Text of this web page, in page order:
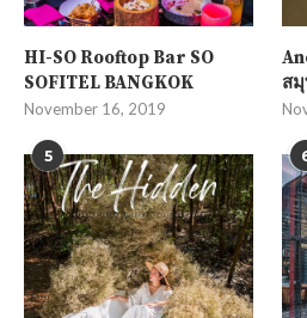
HI-SO Rooftop Bar SO
SOFITEL BANGKOK
November 16, 2019
ส
5